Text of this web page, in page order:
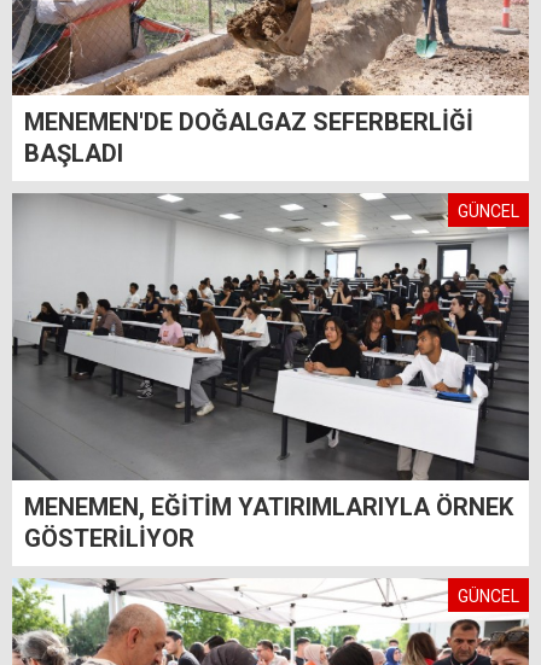
MENEMEN'DE DOĞALGAZ SEFERBERLİĞİ
BAŞLADI
GÜNCEL
MENEMEN, EĞİTİM YATIRIMLARIYLA ÖRNEK
GÖSTERİLİYOR
GÜNCEL